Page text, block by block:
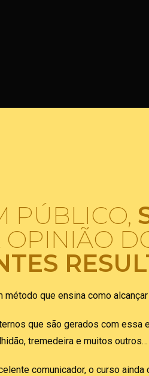
PÚBLICO,
OPINIÃO
método que ensina como
que são gerados com essa
tremedeira e muitos outros…
comunicador, o curso